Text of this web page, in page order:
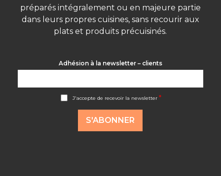
préparés intégralement ou en majeure partie
dans leurs propres cuisines, sans recourir aux
plats et produits précuisinés.
Adhésion à la newsletter – clients
J'accepte de recevoir la newsletter*
S'ABONNER